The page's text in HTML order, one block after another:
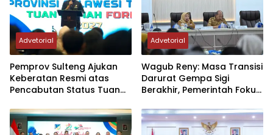
Advetorial
Pemprov Sulteng Ajukan
Keberatan Resmi atas
Pencabutan Status Tuan
2027
Advetorial
Wagub Reny: Masa Transisi
Darurat Gempa Sigi
Berakhir, Pemerintah Fokus